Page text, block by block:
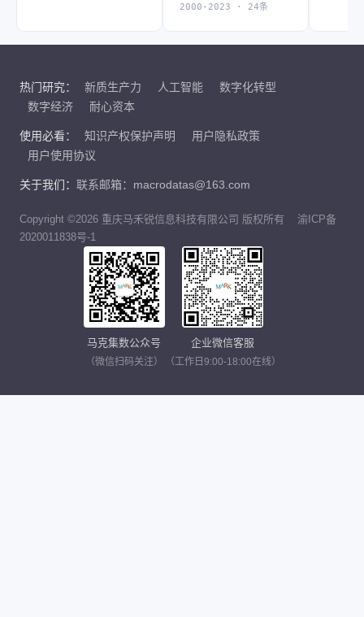
2000-2023 · 24条
热门研究： 新质生产力 人工智能
数字化转型
数字经济
耐心资本
使用必看： 知识产权保护声明
用户隐私政策
用户使用协议
关于我们： 联系邮箱：macrodatas@163.com
Copyright ©2026 重庆马禾锐信息科技有限公司 版权所有
渝ICP备
2020011838号-1
马克集数公众号
（微信扫码关注）
企业微信客服
（工作日9:00-18:00在线）